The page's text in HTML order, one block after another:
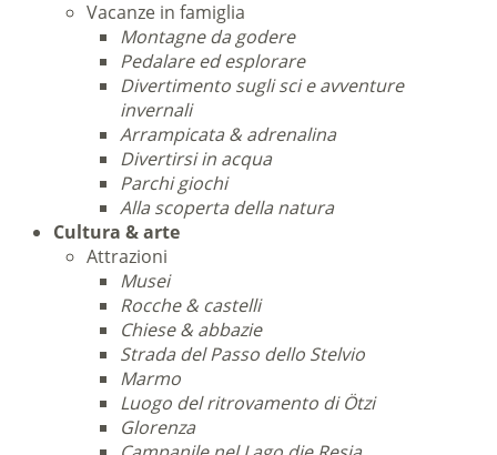
Vacanze in famiglia
Montagne da godere
Pedalare ed esplorare
Divertimento sugli sci e avventure
invernali
Arrampicata & adrenalina
Divertirsi in acqua
Parchi giochi
Alla scoperta della natura
Cultura & arte
Attrazioni
Musei
Rocche & castelli
Chiese & abbazie
Strada del Passo dello Stelvio
Marmo
Luogo del ritrovamento di Ötzi
Glorenza